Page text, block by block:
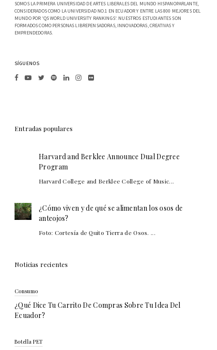
SOMOS LA PRIMERA UNIVERSIDAD DE ARTES LIBERALES DEL MUNDO HISPANOPARLANTE,
CONSIDERADOS COMO LA UNIVERSIDAD NO.1 EN ECUADOR Y ENTRE LAS 800 MEJORES DEL
MUNDO POR 'QS WORLD UNIVERSITY RANKINGS'. NUESTROS ESTUDIANTES SON
FORMADOS COMO PERSONAS LIBREPENSADORAS, INNOVADORAS, CREATIVAS Y
EMPRENDEDORAS.
SÍGUENOS
Entradas populares
Harvard and Berklee Announce Dual Degree
Program
Harvard College and Berklee College of Music...
¿Cómo viven y de qué se alimentan los osos de
anteojos?
Foto: Cortesía de Quito Tierra de Osos. ...
Noticias recientes
Consumo
¿Qué Dice Tu Carrito De Compras Sobre Tu Idea Del
Ecuador?
Botella PET